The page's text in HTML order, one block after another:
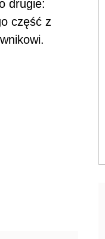
drugie:
część z